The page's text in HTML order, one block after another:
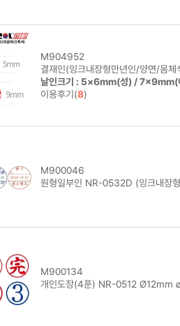
M904952
결재인(잉크내장형만년인/양면/몸
날인크기 : 5×6mm(성) / 7×9mm(
이용후기(8)
M900046
원형일부인 NR-0532D (잉크내장
M900134
개인도장(4푼) NR-0512 Ø12mm